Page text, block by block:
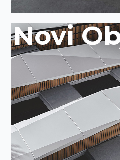
Novi